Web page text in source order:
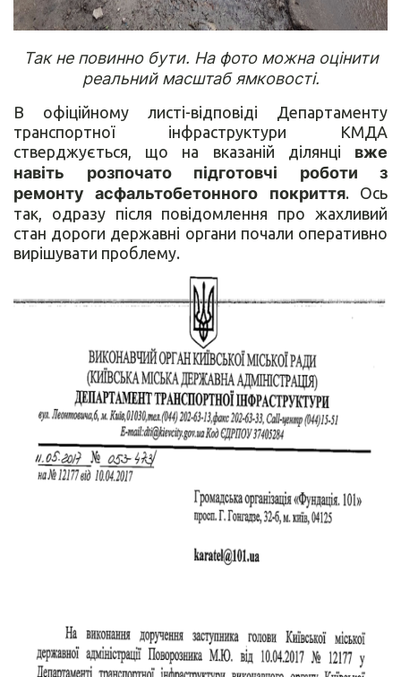
Так не повинно бути. На фото можна оцінити
реальний масштаб ямковості.
В офіційному листі-відповіді Департаменту
транспортної інфраструктури КМДА
стверджується, що на вказаній ділянці вже
навіть розпочато підготовчі роботи з
ремонту асфальтобетонного покриття. Ось
так, одразу після повідомлення про жахливий
стан дороги державні органи почали оперативно
вирішувати проблему.